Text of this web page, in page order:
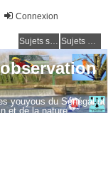
Connexion
Sujets sans réponse Sujets actifs
youyous du Sénégal et
et de la nature.